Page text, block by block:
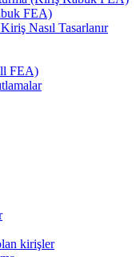
FEA)
Nasıl Tasarlanır
FEA)
kirişler